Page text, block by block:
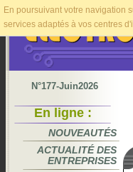
En poursuivant votre navigation
services adaptés à vos centres
N°177-Juin2026
En ligne :
NOUVEAUTÉS
ACTUALITÉ DES
ENTREPRISES